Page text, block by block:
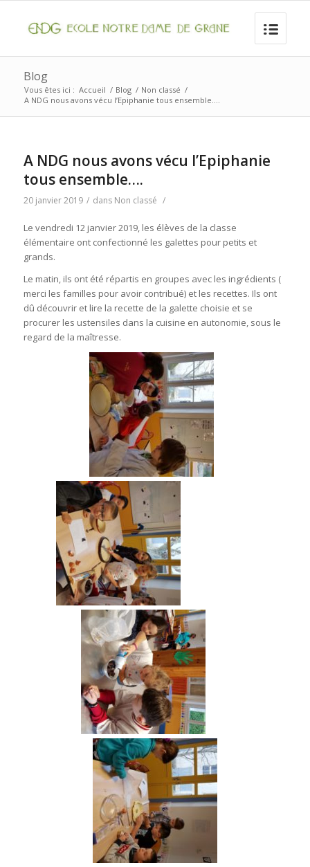
Blog
Vous êtes ici : Accueil / Blog / Non classé /
A NDG nous avons vécu l’Epiphanie tous ensemble….
A NDG nous avons vécu l’Epiphanie
tous ensemble….
20 janvier 2019 / dans Non classé /
Le vendredi 12 janvier 2019, les élèves de la classe
élémentaire ont confectionné les galettes pour petits et
grands.
Le matin, ils ont été répartis en groupes avec les ingrédients (
merci les familles pour avoir contribué) et les recettes. Ils ont
dû découvrir et lire la recette de la galette choisie et se
procurer les ustensiles dans la cuisine en autonomie, sous le
regard de la maîtresse.